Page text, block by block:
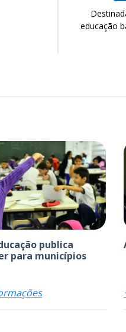
educação
publica
para municípios